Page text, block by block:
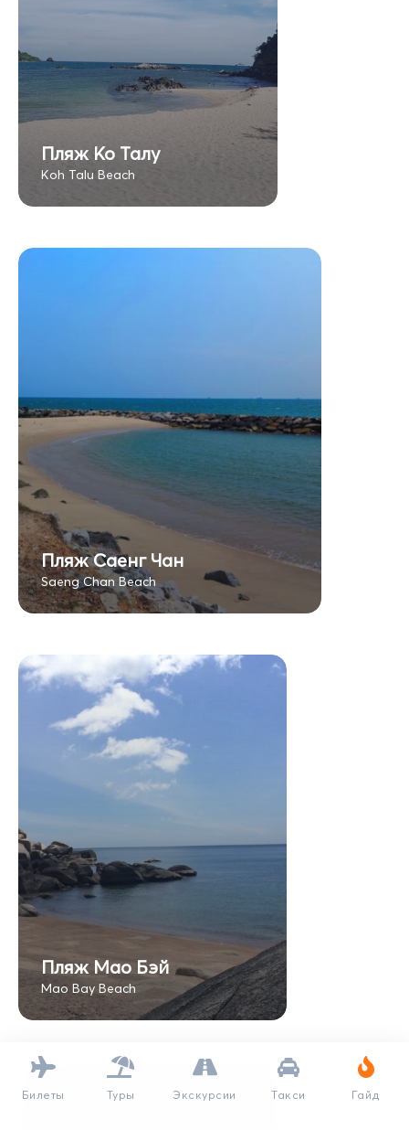
Пляж Ко Талу
Koh Talu Beach
Пляж Саенг Чан
Saeng Chan Beach
Пляж Мао Бэй
Mao Bay Beach
Билеты Туры Экскурсии Такси Гайд